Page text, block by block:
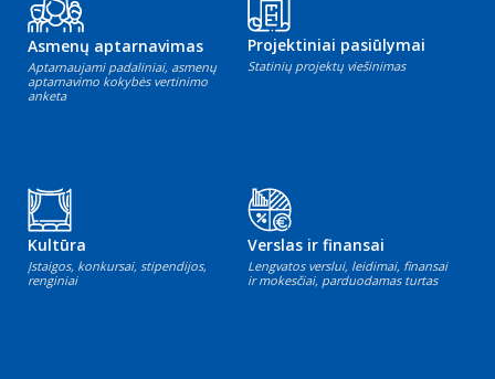
Asmenų aptarnavimas
Aptarnaujami padaliniai, asmenų
aptarnavimo kokybės vertinimo
anketa
Projektiniai pasiūlymai
Statinių projektų viešinimas
Kultūra
Įstaigos, konkursai, stipendijos,
renginiai
Verslas ir finansai
Lengvatos verslui, leidimai, finansai
ir mokesčiai, parduodamas turtas